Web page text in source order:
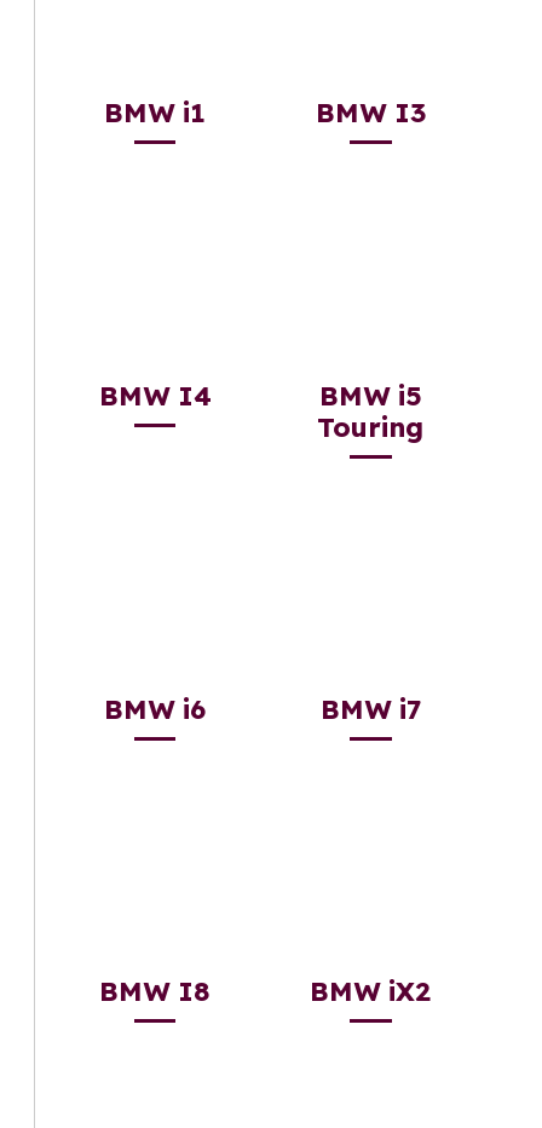
BMW i1 BMW I3
BMW I4
BMW i5
Touring
BMW i6 BMW i7
BMW I8 BMW iX2